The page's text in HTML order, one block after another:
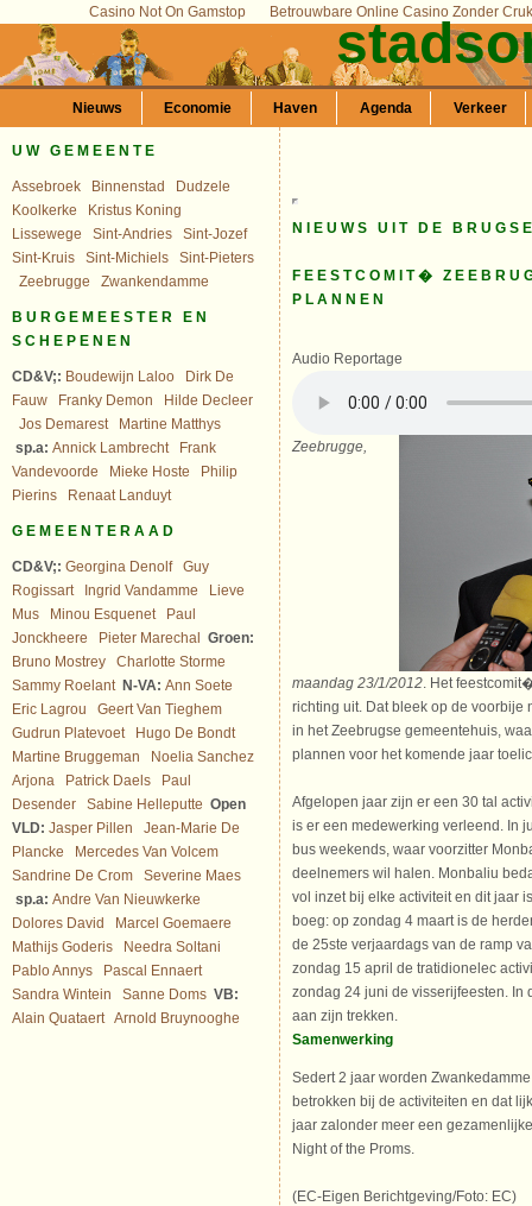
Casino Not On Gamstop Betrouwbare Online Casino Zonder
Nieuws Economie Haven Agenda Verkeer
UW GEMEENTE
Assebroek Binnenstad
Dudzele
Koolkerke
Kristus Koning
Lissewege
Sint-Andries
Sint-Jozef
Sint-Kruis
Sint-Michiels
Sint-Pieters
Zeebrugge
Zwankendamme
BURGEMEESTER EN
SCHEPENEN
CD&V;: Boudewijn Laloo
Dirk De
Fauw
Franky Demon
Hilde Decleer
Jos Demarest
Martine Matthys
sp.a: Annick Lambrecht
Frank
Vandevoorde
Mieke Hoste
Philip
Pierins
Renaat Landuyt
GEMEENTERAAD
CD&V;: Georgina Denolf
Guy
Rogissart
Ingrid Vandamme
Lieve
Mus
Minou Esquenet
Paul
Jonckheere
Pieter Marechal Groen:
Bruno Mostrey
Charlotte Storme
Sammy Roelant N-VA: Ann Soete
Eric Lagrou
Geert Van Tieghem
Gudrun Platevoet
Hugo De Bondt
Martine Bruggeman
Noelia Sanchez
Arjona
Patrick Daels
Paul
Desender
Sabine Helleputte Open
VLD: Jasper Pillen
Jean-Marie De
Plancke
Mercedes Van Volcem
Sandrine De Crom
Severine Maes
sp.a: Andre Van Nieuwkerke
Dolores David
Marcel Goemaere
Mathijs Goderis
Needra Soltani
Pablo Annys
Pascal Ennaert
Sandra Wintein
Sanne Doms VB:
Alain Quataert Arnold Bruynooghe
NIEUWS UIT DE
FEESTCOMIT�
PLANNEN
Audio Reportage
Zeebrugge,
maandag 23/1/2012. Het
richting uit. Dat bleek op de
in het Zeebrugse gemeentehuis,
plannen voor het komende jaar
Afgelopen jaar zijn er een 30 tal
is er een medewerking verleend. In
bus weekends, waar voorzitter
deelnemers wil halen. Monbaliu
vol inzet bij elke activiteit en dit jaar
boeg: op zondag 4 maart is de
de 25ste verjaardags van de ramp
zondag 15 april de tratidionelec
zondag 24 juni de visserijfeesten. In
aan zijn trekken.
Samenwerking
Sedert 2 jaar worden
betrokken bij de activiteiten en dat
jaar zalonder meer een
Night of the Proms.
(EC-Eigen Berichtgeving/Foto: EC)